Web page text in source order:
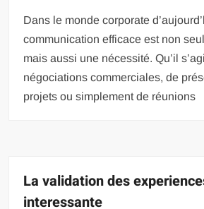
Dans le monde corporate
communication efficace est non
mais aussi une nécessité. Qu’il
négociations commerciales, de
projets ou simplement de réunions
La validation des
interessante